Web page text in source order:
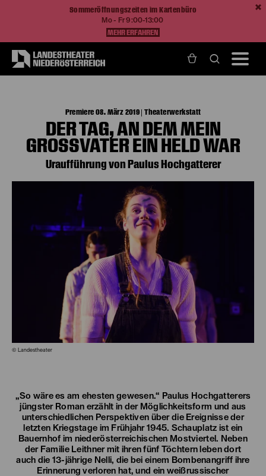
Sommeröffnungszeiten im Kartenbüro
Mo - Fr 9:00-13:00
MEHR ERFAHREN
Premiere 08. März 2019 | Theaterwerkstatt
DER TAG, AN DEM MEIN
GROSSVATER EIN HELD WAR
Uraufführung von Paulus Hochgatterer
© Landestheater
„So wäre es am ehesten gewesen.“ Paulus Hochgatterers
jüngster Roman erzählt in der Möglichkeitsform und aus
unterschiedlichen Perspektiven über die Ereignisse der
letzten Kriegstage im Frühjahr 1945. Schauplatz ist ein
Bauernhof im niederösterreichischen Mostviertel. Neben
der Familie Leithner mit ihren fünf Töchtern leben dort
auch die 13-jährige Nelli, die bei einem Bombenangriff ihre
Erinnerung verloren hat, und ein weißrussischer